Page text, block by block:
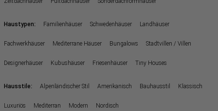
Haustypen: Familienhäuser Schwedenhäuser Landhäuser
Fachwerkhäuser Mediterrane Häuser Bungalows Stadtvillen / Villen
Designerhäuser Kubushäuser Friesenhäuser Tiny Houses
Hausstile: Alpenländischer Stil Amerikanisch Bauhausstil Klassisch
Luxuriös Mediterran Modern Nordisch